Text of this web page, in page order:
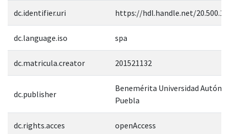
dc.identifier.uri https://hdl.handle.net/
dc.language.iso spa
dc.matricula.creator 201521132
dc.publisher
Benemérita Universidad
Puebla
dc.rights.acces openAccess